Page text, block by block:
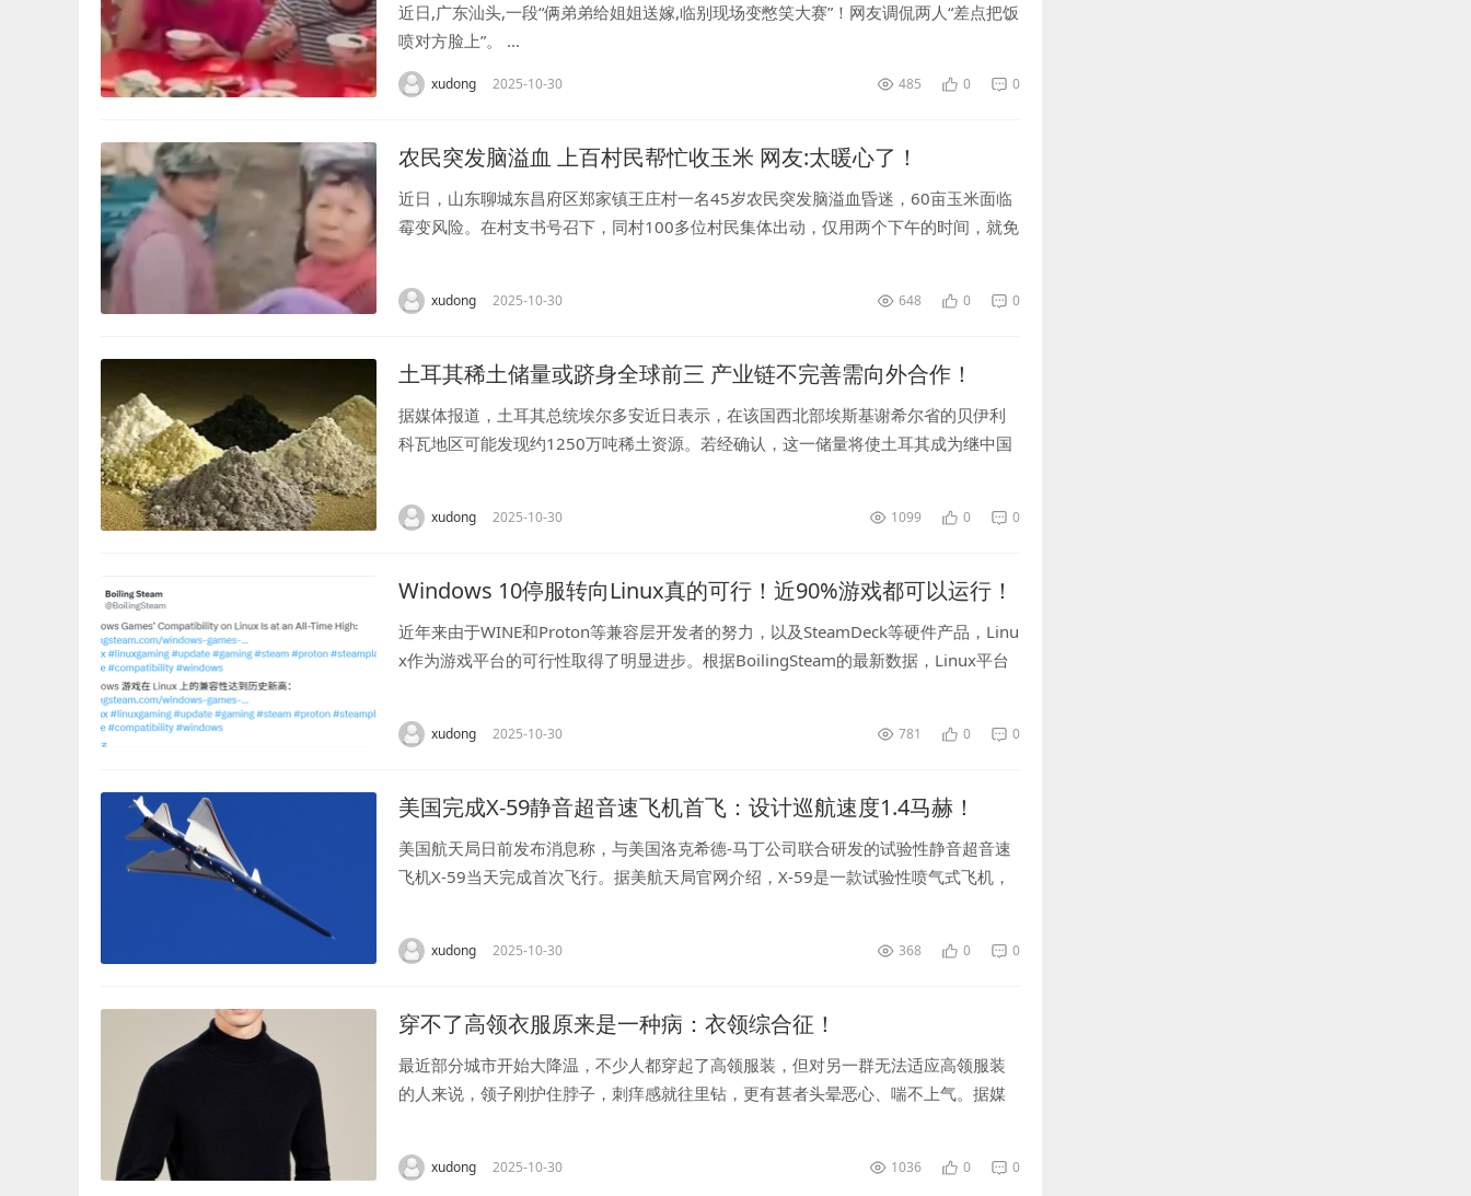
近日,广东汕头,一段“俩弟弟给姐姐送嫁,临别现场变憋笑大赛”！网友调侃两人“差点把饭
喷对方脸上”。 ...
xudong 2025-10-30 485 0 0
农民突发脑溢血 上百村民帮忙收玉米 网友:太暖心了！
近日，山东聊城东昌府区郑家镇王庄村一名45岁农民突发脑溢血昏迷，60亩玉米面临
霉变风险。在村支书号召下，同村100多位村民集体出动，仅用两个下午的时间，就免
xudong 2025-10-30 648 0 0
土耳其稀土储量或跻身全球前三 产业链不完善需向外合作！
据媒体报道，土耳其总统埃尔多安近日表示，在该国西北部埃斯基谢希尔省的贝伊利
科瓦地区可能发现约1250万吨稀土资源。若经确认，这一储量将使土耳其成为继中国
xudong 2025-10-30 1099 0 0
Windows 10停服转向Linux真的可行！近90%游戏都可以运行！
近年来由于WINE和Proton等兼容层开发者的努力，以及SteamDeck等硬件产品，Linu
x作为游戏平台的可行性取得了明显进步。根据BoilingSteam的最新数据，Linux平台
xudong 2025-10-30 781 0 0
美国完成X-59静音超音速飞机首飞：设计巡航速度1.4马赫！
美国航天局日前发布消息称，与美国洛克希德-马丁公司联合研发的试验性静音超音速
飞机X-59当天完成首次飞行。据美航天局官网介绍，X-59是一款试验性喷气式飞机，
xudong 2025-10-30 368 0 0
穿不了高领衣服原来是一种病：衣领综合征！
最近部分城市开始大降温，不少人都穿起了高领服装，但对另一群无法适应高领服装
的人来说，领子刚护住脖子，刺痒感就往里钻，更有甚者头晕恶心、喘不上气。据媒
窦反射引起的...
xudong 2025-10-30 1036 0 0